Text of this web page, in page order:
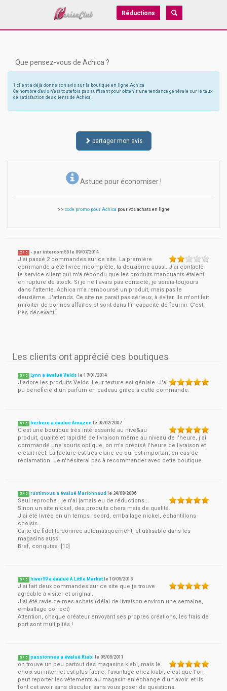
Réductions
Que pensez-vous de Achica ?
1 client a déjà donné son avis sur la boutique en ligne Achica
Ce nombre d'avis n'est toutefois pas suffisant pour obtenir une tendance générale sur le taux
de satisfaction des clients de Achica
partager mon avis
Astuce pour économiser !
>> code promo pour Achica pour vos achats en ligne
2 / 5 - parintercom55 le09/07/2014
J'ai passé 2 commandes sur ce site. La première
commande a été livrée incomplète, la deuxième aussi. J'ai contacté
le service client qui m'a répondu que les produits manquants étaient
en rupture de stock. Si je ne l'avais pas contacté, je serais toujours
dans l'attente. Achica m'a remboursé un produit, mais pas le
deuxième. J'attends. Ce site ne parait pas sérieux, à éviter. Ils m'ont fait
miroiter de bonnes affaires et sont dans l'incapacité de fournir. C'est
très décevant.
Les clients ont apprécié ces boutiques
5 / 5 Lynn a évalué Velds le17/01/2014
J'adore les produits Velds. Leur texture est géniale. J'ai
pu bénéficié d'un parfum en cadeau grâce à cette commande.
5 / 5 berbere a évalué Amazon le05/02/2007
C'est une boutique très intéressante au nive&au
produit, qualité et rapidité de livraison même au niveau de l'heure, j'ai
commandé une souris optique, on m'a précisé l'heure de livraison et
c'était réel. La facture est très claire ce qui est important en cas de
réclamation. Je n'hésiterai pas à recommander avec cette boutique.
5 / 5 rustimous a évalué Marionnaud le 24/08/2006
Seul reproche : je n'ai jamais eu de réductions...
Sinon un site nickel, des produits chers mais de qualité.
J'ai été livrée en un temps record, emballage nickel, échantillons
choisis.
Carte de fidelité donnée automatiquement, et utilisable dans les
magasins aussi.
Bref, conquise ![10]
5 / 5 hiver59 a évalué A Little Market le10/05/2015
J'ai fait deux commandes sur ce site que je trouve
agréable à visiter et original.
J'ai été ravie de mes achats (délai de livraison environ une semaine,
emballage correct)
Attention, chaque créateur envoyant ses propres créations, les frais de
port sont multipliés !
5 / 5 passionnee a évalué Kiabi le05/05/2011
on trouve un peu partout des magasins kiabi, mais le
choix sur internet est plus facile, l'avantage chez kiabi, c'est que l'on
peut reporter les vêtements au magasin en échange d'un avoir. et ils
font cet avoir sans discuter, sans vous poser de questions.